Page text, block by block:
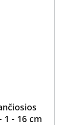
- 16 cm